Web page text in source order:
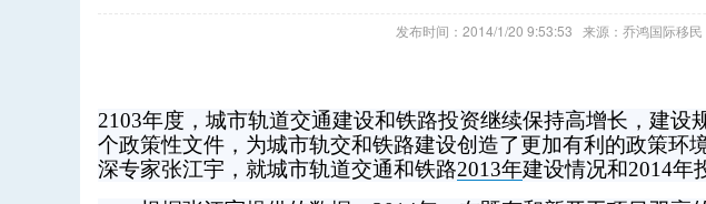
发布时间：2014/1/20 9:53:53 来源：乔鸿国际移
2103年度，城市轨道交通建设和铁路投资继续保持高增长，建设
个政策性文件，为城市轨交和铁路建设创造了更加有利的政策环
深专家张江宇，就城市轨道交通和铁路2013年建设情况和2014年